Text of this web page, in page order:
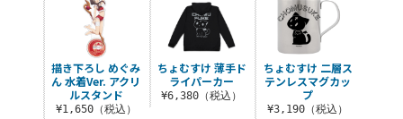
ちょむすけ 薄手ド
ライパーカー
¥6,380（税込）
ちょむすけ 二層ス
テンレスマグカッ
プ
¥3,190（税込）
描き下ろし めぐみ
ん 水着Ver. アクリ
ルスタンド
¥1,650（税込）